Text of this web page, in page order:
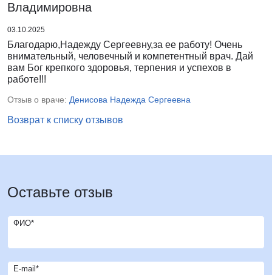
Владимировна
03.10.2025
Благодарю,Надежду Сергеевну,за ее работу! Очень
внимательный, человечный и компетентный врач. Дай
вам Бог крепкого здоровья, терпения и успехов в
работе!!!
Отзыв о враче: Денисова Надежда Сергеевна
Возврат к списку отзывов
Оставьте отзыв
ФИО*
E-mail*